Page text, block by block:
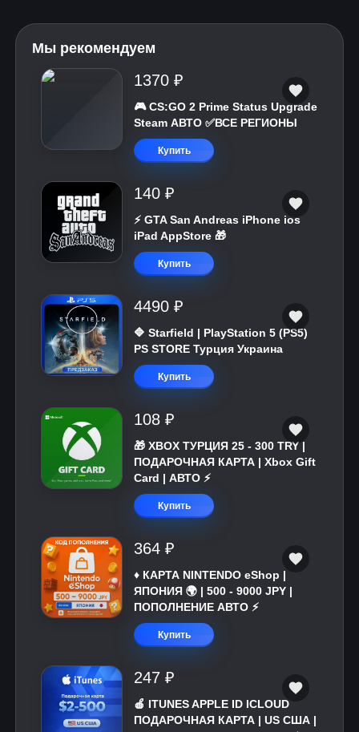
Мы рекомендуем
1370 ₽
🎮 CS:GO 2 Prime Status Upgrade
Steam АВТО ✅ВСЕ РЕГИОНЫ
Купить
140 ₽
⚡️ GTA San Andreas iPhone ios
iPad AppStore 🎁
Купить
4490 ₽
🔷 Starfield | PlayStation 5 (PS5)
PS STORE Турция Украина
Купить
108 ₽
🎁 XBOX ТУРЦИЯ 25 - 300 TRY |
ПОДАРОЧНАЯ КАРТА | Xbox Gift
Card | АВТО ⚡
Купить
364 ₽
♦️ КАРТА NINTENDO eShop |
ЯПОНИЯ 🌍 | 500 - 9000 JPY |
ПОПОЛНЕНИЕ АВТО ⚡
Купить
247 ₽
🍎 ITUNES APPLE ID ICLOUD
ПОДАРОЧНАЯ КАРТА | US США |